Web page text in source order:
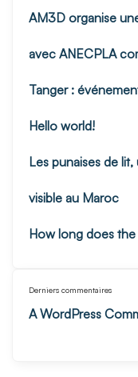
AM3D organise
avec ANECPLA
Tanger :
Hello world!
Les punaises de
visible au Maroc
How long does
Derniers commentaires
A WordPress